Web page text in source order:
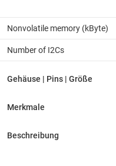
Nonvolatile memory (kByte)
Number of I2Cs